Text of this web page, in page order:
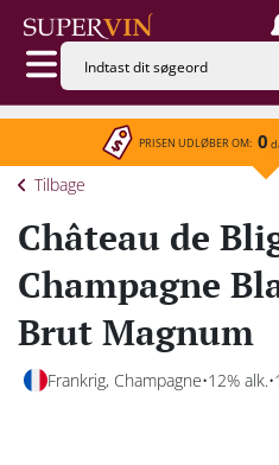
PRISEN UDLØBER OM: 0
Tilbage
Château de
Champagne
Brut Magnum
Frankrig, Champagne 12% alk.